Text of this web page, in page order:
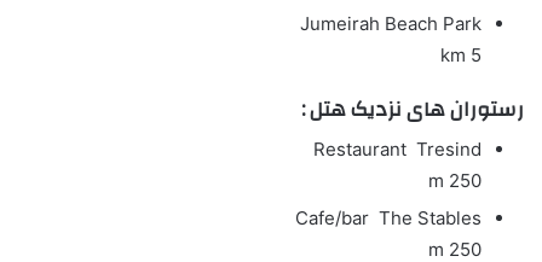
Jumeirah Beach Park
5 km
رستوران های نزدیک هتل :
Restaurant Tresind
250 m
Cafe/bar The Stables
250 m